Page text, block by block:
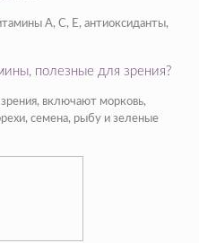
A, C, E, антиоксиданты,
полезные для зрения?
включают морковь,
семена, рыбу и зеленые